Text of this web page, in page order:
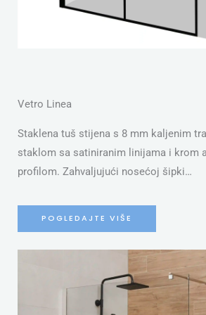
Vetro Linea
Staklena tuš stijena s 8 mm kaljenim
staklom sa satiniranim linijama i krom
profilom. Zahvaljujući nosećoj šipki…
POGLEDAJTE VIŠE